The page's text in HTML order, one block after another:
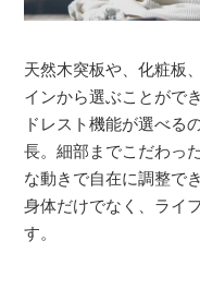
天然木突板や、化粧板
インから選ぶことがで
ドレスト機能が選べる
長。細部までこだわっ
な動きで自在に調整で
身体だけでなく、ライ
す。